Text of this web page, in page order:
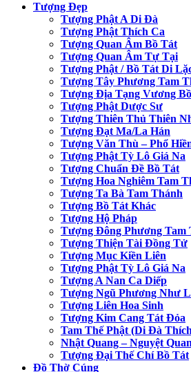
Tượng Đẹp
Tượng Phật A Di Đà
Tượng Phật Thích Ca
Tượng Quan Âm Bồ Tát
Tượng Quan Âm Tự Tại
Tượng Phật / Bồ Tát Di
Tượng Tây Phương Tam
Tượng Địa Tạng Vương
Tượng Phật Dược Sư
Tượng Thiên Thủ Thiên
Tượng Đạt Ma/La Hán
Tượng Văn Thù – Phổ
Tượng Phật Tỳ Lô Giá Na
Tượng Chuẩn Đề Bồ Tát
Tượng Hoa Nghiêm Tam
Tượng Ta Bà Tam Thánh
Tượng Bồ Tát Khác
Tượng Hộ Pháp
Tượng Đông Phương Tam
Tượng Thiện Tài Đồng Tử
Tượng Mục Kiền Liên
Tượng Phật Tỳ Lô Giá Na
Tượng A Nan Ca Diếp
Tượng Ngũ Phương Như
Tượng Liên Hoa Sinh
Tượng Kim Cang Tát Đỏa
Tam Thế Phật (Di Đà
Nhật Quang – Nguyệt
Tượng Đại Thế Chí Bồ Tát
Đồ Thờ Cúng